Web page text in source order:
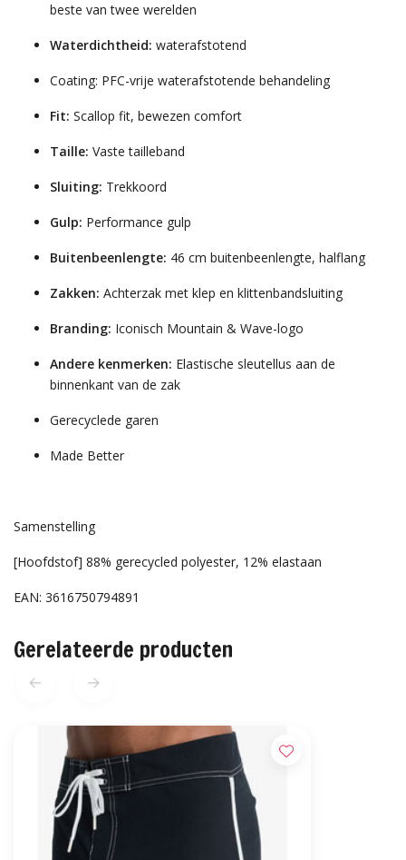
beste van twee werelden
Waterdichtheid: waterafstotend
Coating: PFC-vrije waterafstotende behandeling
Fit: Scallop fit, bewezen comfort
Taille: Vaste tailleband
Sluiting: Trekkoord
Gulp: Performance gulp
Buitenbeenlengte: 46 cm buitenbeenlengte, halflang
Zakken: Achterzak met klep en klittenbandsluiting
Branding: Iconisch Mountain & Wave-logo
Andere kenmerken: Elastische sleutellus aan de
binnenkant van de zak
Gerecyclede garen
Made Better
Samenstelling
[Hoofdstof] 88% gerecycled polyester, 12% elastaan
EAN: 3616750794891
Gerelateerde producten